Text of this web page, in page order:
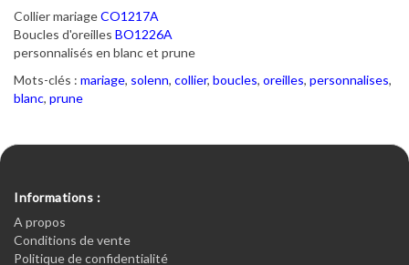
Collier mariageCO1217A
Boucles d'oreilles BO1226A
personnalisés en blanc et prune
Mots-clés : mariage, solenn, collier, boucles, oreilles, personnalises,
blanc, prune
Informations :
A propos
Conditions de vente
Politique de confidentialité